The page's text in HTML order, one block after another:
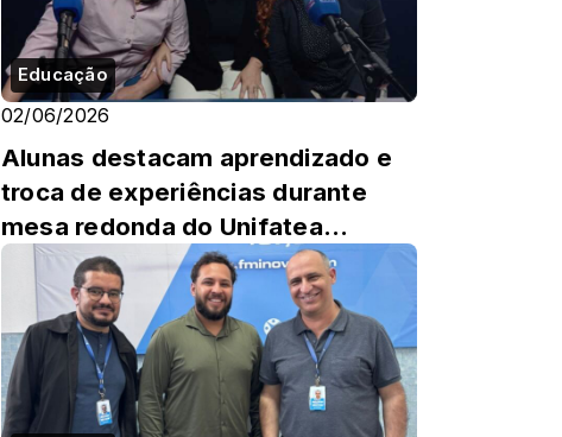
Educação
02/06/2026
Alunas destacam aprendizado e
troca de experiências durante
mesa redonda do Unifatea
Experience